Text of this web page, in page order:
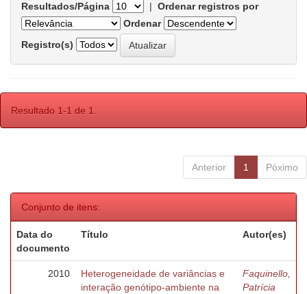
Resultados/Página | Ordenar registros por
Ordenar
Registro(s)
Resultado 1-1 de 1.
Anterior 1 Póximo
Conjunto de itens:
Data do
documento
Título Autor(es)
2010
Heterogeneidade de variâncias e
interação genótipo-ambiente na
Faquinello,
Patrícia